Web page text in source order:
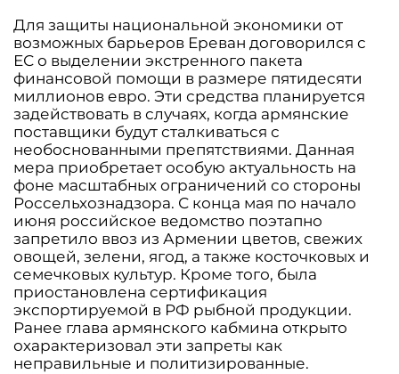
Для защиты национальной экономики от
возможных барьеров Ереван договорился с
ЕС о выделении экстренного пакета
финансовой помощи в размере пятидесяти
миллионов евро. Эти средства планируется
задействовать в случаях, когда армянские
поставщики будут сталкиваться с
необоснованными препятствиями. Данная
мера приобретает особую актуальность на
фоне масштабных ограничений со стороны
Россельхознадзора. С конца мая по начало
июня российское ведомство поэтапно
запретило ввоз из Армении цветов, свежих
овощей, зелени, ягод, а также косточковых и
семечковых культур. Кроме того, была
приостановлена сертификация
экспортируемой в РФ рыбной продукции.
Ранее глава армянского кабмина открыто
охарактеризовал эти запреты как
неправильные и политизированные.